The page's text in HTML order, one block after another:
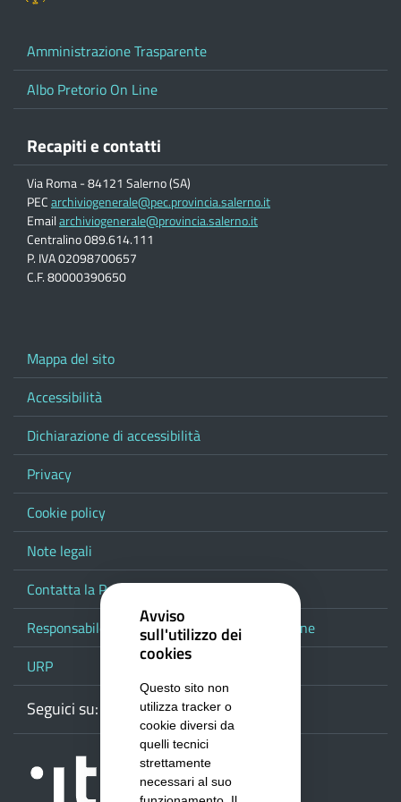
Amministrazione Trasparente
Albo Pretorio On Line
Recapiti e contatti
Via Roma - 84121 Salerno (SA)
PECarchiviogenerale@pec.provincia.salerno.it
Emailarchiviogenerale@provincia.salerno.it
Centralino 089.614.111
P. IVA 02098700657
C.F. 80000390650
Mappa del sito
Accessibilità
Dichiarazione di accessibilità
Privacy
Cookie policy
Note legali
Contatta la Provincia
Responsabile del procedimento di pubblicazione
URP
Seguici su: WebmailFacebook
Youtube
Avviso
sull'utilizzo dei
cookies
Questo sito non
utilizza tracker o
cookie diversi da
quelli tecnici
strettamente
necessari al suo